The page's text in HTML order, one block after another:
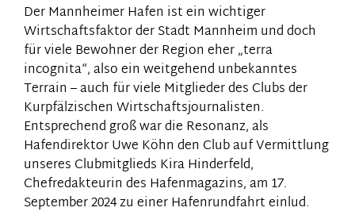
Der Mannheimer Hafen ist ein wichtiger
Wirtschaftsfaktor der Stadt Mannheim und doch
für viele Bewohner der Region eher „terra
incognita“, also ein weitgehend unbekanntes
Terrain – auch für viele Mitglieder des Clubs der
Kurpfälzischen Wirtschaftsjournalisten.
Entsprechend groß war die Resonanz, als
Hafendirektor Uwe Köhn den Club auf Vermittlung
unseres Clubmitglieds Kira Hinderfeld,
Chefredakteurin des Hafenmagazins, am 17.
September 2024 zu einer Hafenrundfahrt einlud.